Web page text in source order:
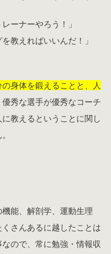
ーナーやろう！」
教えればいいんだ！」
の身体を鍛えることと、人
優秀な選手が優秀なコーチ
教えるということに関し
能、解剖学、運動生理
さんあるに越したことは
ので、常に勉強・情報収